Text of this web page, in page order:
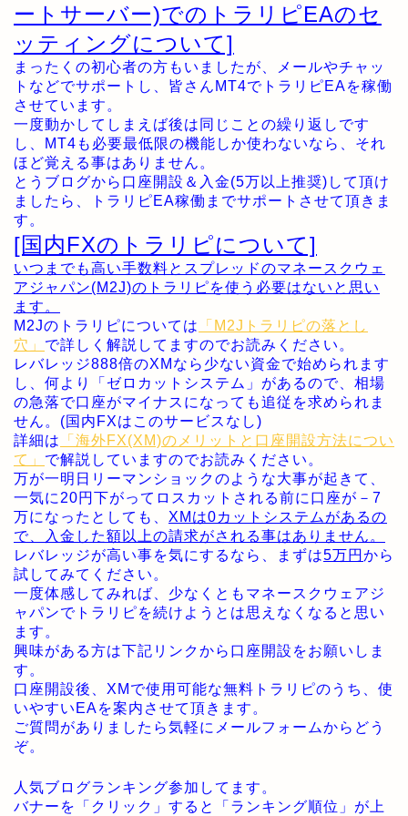
ートサーバー)でのトラリピEAのセ
ッティングについて]
まったくの初心者の方もいましたが、メールやチャッ
トなどでサポートし、皆さんMT4でトラリピEAを稼働
させています。
一度動かしてしまえば後は同じことの繰り返しです
し、MT4も必要最低限の機能しか使わないなら、それ
ほど覚える事はありません。
とうブログから口座開設＆入金(5万以上推奨)して頂け
ましたら、トラリピEA稼働までサポートさせて頂きま
す。
[国内FXのトラリピについて]
いつまでも高い手数料とスプレッドのマネースクウェ
アジャパン(M2J)のトラリピを使う必要はないと思い
ます。
M2Jのトラリピについては
「M2Jトラリピの落とし
穴」 で詳しく解説してますのでお読みください。
レバレッジ888倍のXMなら少ない資金で始められます
し、何より「ゼロカットシステム」があるので、相場
の急落で口座がマイナスになっても追従を求められま
せん。(国内FXはこのサービスなし)
詳細は
「海外FX(XM)のメリットと口座開設方法につい
て」 で解説していますのでお読みください。
万が一明日リーマンショックのような大事が起きて、
一気に20円下がってロスカットされる前に口座が－7
万になったとしても、 XMは0カットシステムがあるの
で、入金した額以上の請求がされる事はありません。
レバレッジが高い事を気にするなら、まずは5万円 から
試してみてください。
一度体感してみれば、少なくともマネースクウェアジ
ャパンでトラリピを続けようとは思えなくなると思い
ます。
興味がある方は下記リンクから口座開設をお願いしま
す。
口座開設後、XMで使用可能な無料トラリピのうち、使
いやすいEAを案内させて頂きます。
ご質問がありましたら気軽にメールフォームからどう
ぞ。
人気ブログランキング参加してます。
バナーを「クリック」すると「ランキング順位」が上